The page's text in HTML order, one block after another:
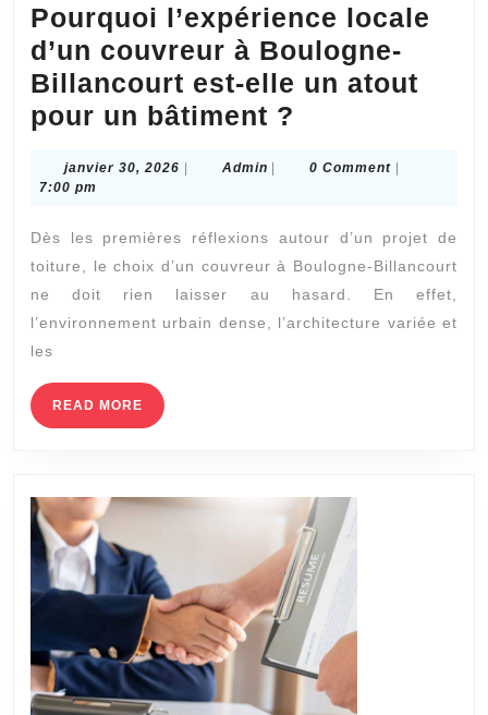
Pourquoi l’expérience locale
d’un couvreur à Boulogne-
Billancourt est-elle un atout
pour un bâtiment ?
locale
couvreur
à
Boulogne-
pour
un
bâtiment
?
janvier 30, 2026 janvier
| AdminAdmin
| 0 Comment |
7:00 pm
Dès les premières réflexions autour d’un projet de
toiture, le choix d’un couvreur à Boulogne-Billancourt
ne doit rien laisser au hasard. En effet,
l’environnement urbain dense, l’architecture variée et
les
READ MORE READ
MORE